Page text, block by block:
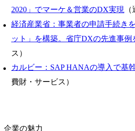
2020」でマーケ＆営業のDX実現
経済産業省：事業者の申請手続き
ット」を構築。省庁DXの先進事例
ス）
カルビー：SAP HANAの導入で基
費財・サービス）
企業の魅力